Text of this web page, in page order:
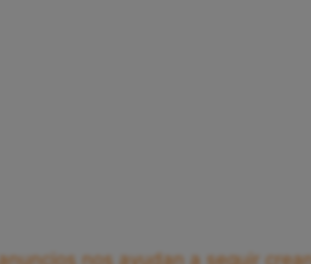
nos ayudan a seguir